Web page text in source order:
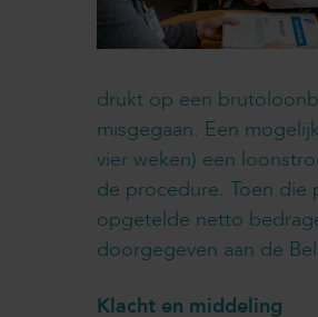
drukt op een
misgegaan. Een
vier weken) een
de procedure. Toen die
opgetelde netto
doorgegeven aan de
Klacht en middeling